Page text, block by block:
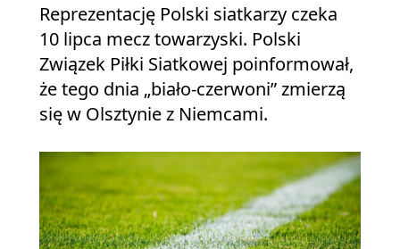
Reprezentację Polski siatkarzy czeka
10 lipca mecz towarzyski. Polski
Związek Piłki Siatkowej poinformował,
że tego dnia „biało-czerwoni” zmierzą
się w Olsztynie z Niemcami.